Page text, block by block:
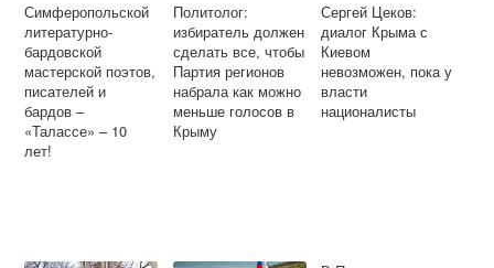
Симферопольской
литературно-
бардовской
мастерской поэтов,
писателей и
бардов –
«Талассе» – 10
лет!
Политолог:
избиратель должен
сделать все, чтобы
Партия регионов
набрала как можно
меньше голосов в
Крыму
Сергей Цеков:
диалог Крыма с
Киевом
невозможен, пока у
власти
националисты